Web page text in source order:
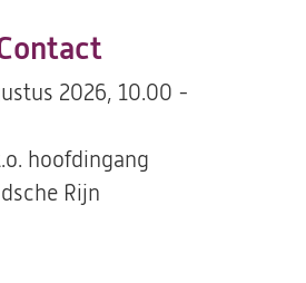
2026, 10.00 -
hoofdingang
Rijn